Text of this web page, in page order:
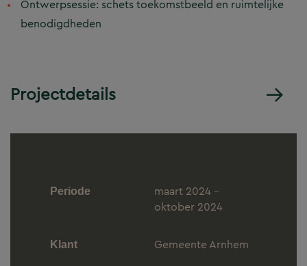
Ontwerpsessie: schets toekomstbeeld en ruimtelijke
benodigdheden
Projectdetails
Periode
maart 2024 -
oktober 2024
Klant Gemeente Arnhem